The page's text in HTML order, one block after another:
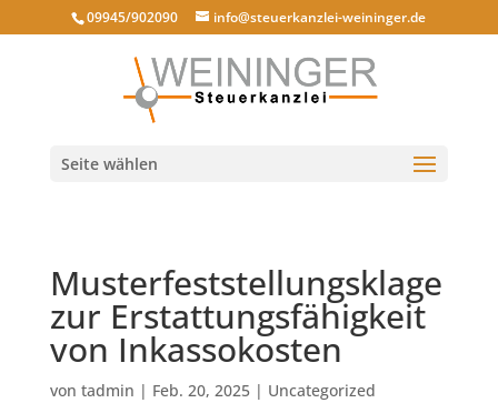
09945/902090 info@steuerkanzlei-weininger.de
Seite wählen
Musterfeststellungsklage
zur Erstattungsfähigkeit
von Inkassokosten
von tadmin | Feb. 20, 2025| Uncategorized